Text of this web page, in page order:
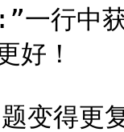
行中获
好！
变得更